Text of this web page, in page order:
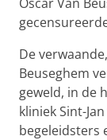
De
Beuseghem
geweld, in de
kliniek Sint-
begeleidsters